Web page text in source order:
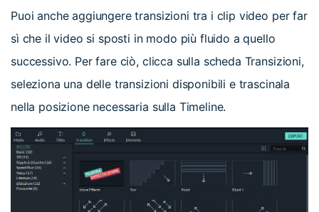
Puoi anche aggiungere transizioni tra i clip video per far
sì che il video si sposti in modo più fluido a quello
successivo. Per fare ciò, clicca sulla scheda Transizioni,
seleziona una delle transizioni disponibili e trascinala
nella posizione necessaria sulla Timeline.